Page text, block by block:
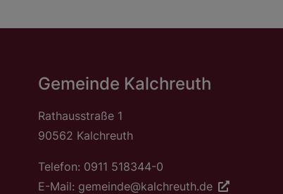
Gemeinde Kalchreuth
Rathausstraße 1
90562 Kalchreuth
Telefon: 0911 518344-0
E-Mail: gemeinde@kalchreuth.de